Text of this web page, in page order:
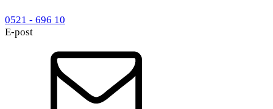
0521 - 696 10
E-post